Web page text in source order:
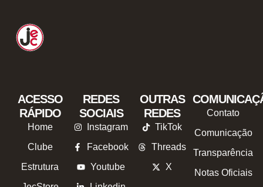
ACESSO
RÁPIDO
Home
Clube
Estrutura
REDES
SOCIAIS
Instagram
Facebook
Youtube
OUTRAS
REDES
TikTok
Threads
X
Contato
Comunicação
Transparência
Notas Oficiais